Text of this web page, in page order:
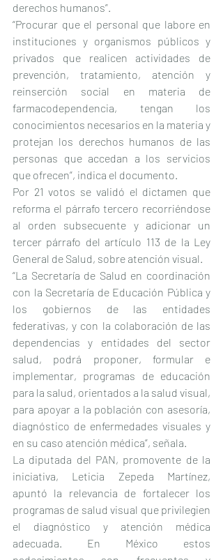
derechos humanos”.
“Procurar que el personal que labore en
instituciones y organismos públicos y
privados que realicen actividades de
prevención, tratamiento, atención y
reinserción social en materia de
farmacodependencia, tengan los
conocimientos necesarios en la materia y
protejan los derechos humanos de las
personas que accedan a los servicios
que ofrecen”, indica el documento.
Por 21 votos se validó el dictamen que
reforma el párrafo tercero recorriéndose
al orden subsecuente y adicionar un
tercer párrafo del artículo 113 de la Ley
General de Salud, sobre atención visual.
“La Secretaría de Salud en coordinación
con la Secretaría de Educación Pública y
los gobiernos de las entidades
federativas, y con la colaboración de las
dependencias y entidades del sector
salud, podrá proponer, formular e
implementar, programas de educación
para la salud, orientados a la salud visual,
para apoyar a la población con asesoría,
diagnóstico de enfermedades visuales y
en su caso atención médica”, señala.
La diputada del PAN, promovente de la
iniciativa, Leticia Zepeda Martínez,
apuntó la relevancia de fortalecer los
programas de salud visual que privilegien
el diagnóstico y atención médica
adecuada. En México estos